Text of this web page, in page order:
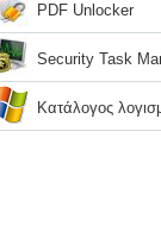
PDF Unlocker
Security Task
Κατάλογος